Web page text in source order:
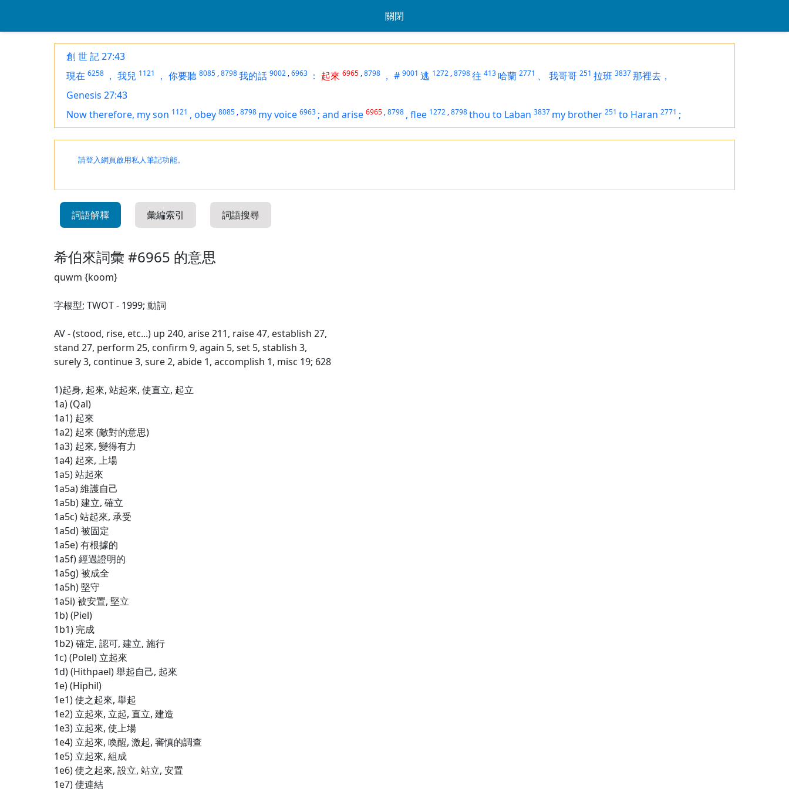
關閉
創 世 記 27:43
現在 6258 ， 我兒 1121 ， 你要聽 8085 ,8798我的話 9002 ,6963 ： 起來 6965 ,8798 ， # 9001 逃 1272 ,8798往 413 哈蘭 2771 、 我哥哥 251 拉班 3837那裡去，
Genesis 27:43
Now therefore, my son 1121 , obey 8085 ,8798 my voice 6963 ; and arise 6965 ,8798 , flee 1272 ,8798thou to Laban 3837 my brother 251 to Haran 2771 ;
請登入網頁啟用私人筆記功能。
詞語解釋 彙編索引 詞語搜尋
希伯來詞彙 #6965 的意思
quwm {koom}
字根型; TWOT - 1999; 動詞
AV - (stood, rise, etc...) up 240, arise 211, raise 47, establish 27,
stand 27, perform 25, confirm 9, again 5, set 5, stablish 3,
surely 3, continue 3, sure 2, abide 1, accomplish 1, misc 19; 628
1)起身, 起來, 站起來, 使直立, 起立
1a) (Qal)
1a1) 起來
1a2) 起來 (敵對的意思)
1a3) 起來, 變得有力
1a4) 起來, 上場
1a5) 站起來
1a5a) 維護自己
1a5b) 建立, 確立
1a5c) 站起來, 承受
1a5d) 被固定
1a5e) 有根據的
1a5f) 經過證明的
1a5g) 被成全
1a5h) 堅守
1a5i) 被安置, 堅立
1b) (Piel)
1b1) 完成
1b2) 確定, 認可, 建立, 施行
1c) (Polel) 立起來
1d) (Hithpael) 舉起自己, 起來
1e) (Hiphil)
1e1) 使之起來, 舉起
1e2) 立起來, 立起, 直立, 建造
1e3) 立起來, 使上場
1e4) 立起來, 喚醒, 激起, 審慎的調查
1e5) 立起來, 組成
1e6) 使之起來, 設立, 站立, 安置
1e7) 使連結